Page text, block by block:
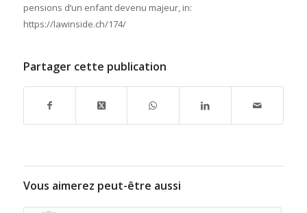
pensions d’un enfant devenu majeur, in:
https://lawinside.ch/174/
Partager cette publication
Vous aimerez peut-être aussi